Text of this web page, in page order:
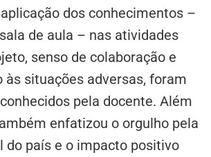
dos conhecimentos –
de aula – nas atividades
senso de colaboração e
às situações adversas, foram
pela docente. Além
enfatizou o orgulho pela
do país e o impacto positivo